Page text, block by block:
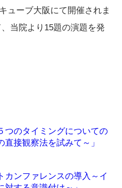
ューブ大阪にて開催されま
当院より15題の演題を発
つのタイミングについての
接観察法を試みて～」
カンファレンスの導入～イ